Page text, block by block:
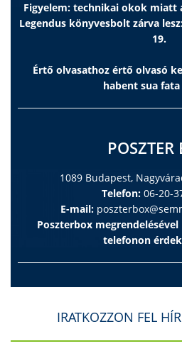
Figyelem: technikai okok miatt
Legendus könyvesbolt zárva
19.
Értő olvasathoz értő olvasó
habent sua
POSZTER
1089 Budapest,
Telefon: 06-20-
E-mail:
Poszterbox
telefonon
IRATKOZZON FEL